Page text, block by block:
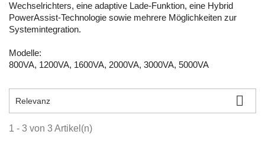
Wechselrichters, eine adaptive Lade-Funktion, eine Hybrid
PowerAssist-Technologie sowie mehrere Möglichkeiten zur
Systemintegration.
Modelle:
800VA, 1200VA, 1600VA, 2000VA, 3000VA, 5000VA
Relevanz 
1 - 3 von 3 Artikel(n)